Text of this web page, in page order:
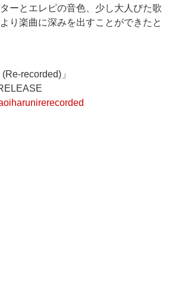
ーとエレピの音色、少し大人びた歌
り楽曲に深みを出すことができたと
recorded)」